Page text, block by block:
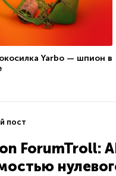
Yarbo — шпион в
пост
ForumTroll: